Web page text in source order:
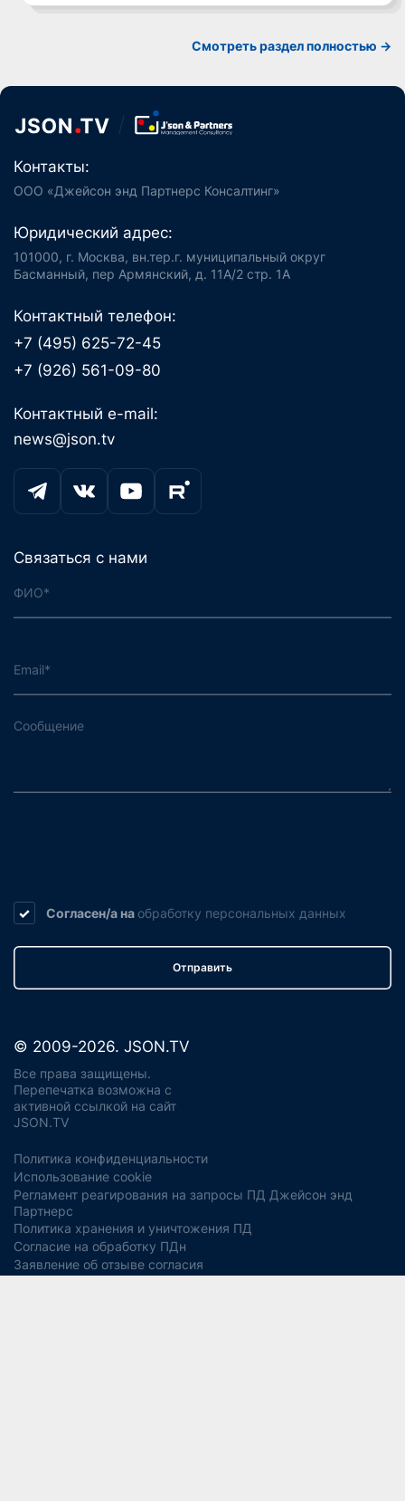
Смотреть раздел полностью ->
Контакты:
ООО «Джейсон энд Партнерс Консалтинг»
Юридический адрес:
101000, г. Москва, вн.тер.г. муниципальный округ
Басманный, пер Армянский, д. 11А/2 стр. 1А
Контактный телефон:
+7 (495) 625-72-45
+7 (926) 561-09-80
Контактный e-mail:
news@json.tv
Связаться с нами
Согласен/а на обработку персональных данных
Отправить
© 2009-2026. JSON.TV
Все права защищены.
Перепечатка возможна с
активной ссылкой на сайт
JSON.TV
Политика конфиденциальности
Использование cookie
Регламент реагирования на запросы ПД Джейсон энд
Партнерс
Политика хранения и уничтожения ПД
Согласие на обработку ПДн
Заявление об отзыве согласия